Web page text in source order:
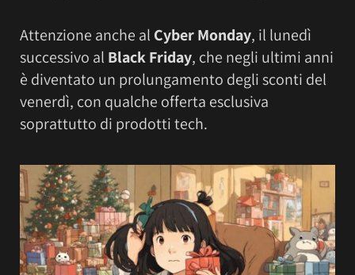
Attenzione anche al Cyber Monday, il lunedì
successivo al Black Friday, che negli ultimi anni
è diventato un prolungamento degli sconti del
venerdì, con qualche offerta esclusiva
soprattutto di prodotti tech.